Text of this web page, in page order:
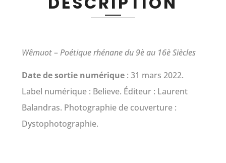
Wêmuot–Poétique rhénane du 9è au 16è Siècles
Date de sortie numérique: 31 mars 2022.
Label numérique : Believe. Éditeur : Laurent
Balandras. Photographie de couverture :
Dystophotographie.